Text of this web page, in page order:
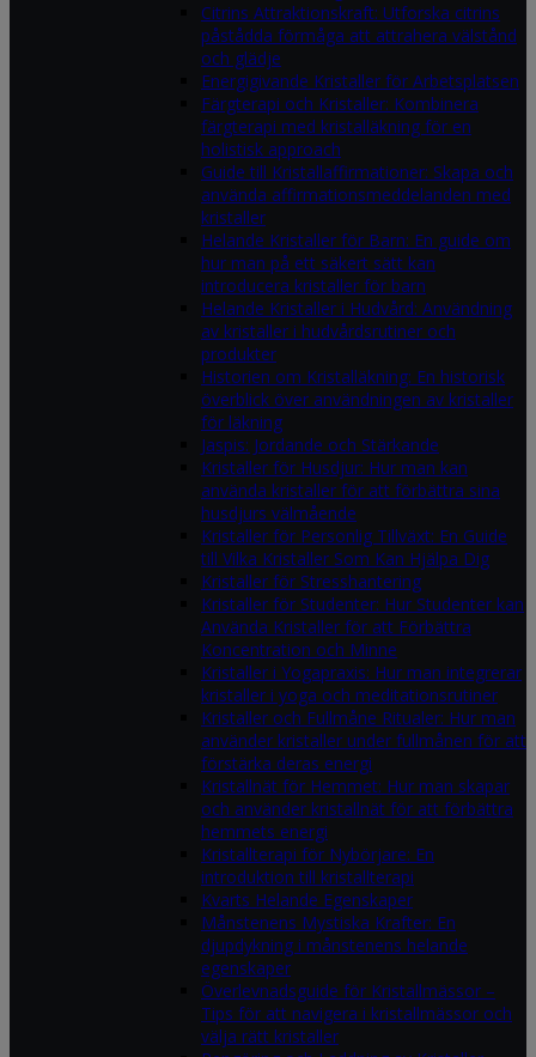
Citrins Attraktionskraft: Utforska citrins
påstådda förmåga att attrahera välstånd
och glädje
Energigivande Kristaller för Arbetsplatsen
Färgterapi och Kristaller: Kombinera
färgterapi med kristalläkning för en
holistisk approach
Guide till Kristallaffirmationer: Skapa och
använda affirmationsmeddelanden med
kristaller
Helande Kristaller för Barn: En guide om
hur man på ett säkert sätt kan
introducera kristaller för barn
Helande Kristaller i Hudvård: Användning
av kristaller i hudvårdsrutiner och
produkter
Historien om Kristalläkning: En historisk
överblick över användningen av kristaller
för läkning
Jaspis: Jordande och Stärkande
Kristaller för Husdjur: Hur man kan
använda kristaller för att förbättra sina
husdjurs välmående
Kristaller för Personlig Tillväxt: En Guide
till Vilka Kristaller Som Kan Hjälpa Dig
Kristaller för Stresshantering
Kristaller för Studenter: Hur Studenter kan
Använda Kristaller för att Förbättra
Koncentration och Minne
Kristaller i Yogapraxis: Hur man integrerar
kristaller i yoga och meditationsrutiner
Kristaller och Fullmåne Ritualer: Hur man
använder kristaller under fullmånen för att
förstärka deras energi
Kristallnät för Hemmet: Hur man skapar
och använder kristallnät för att förbättra
hemmets energi
Kristallterapi för Nybörjare: En
introduktion till kristallterapi
Kvarts Helande Egenskaper
Månstenens Mystiska Krafter: En
djupdykning i månstenens helande
egenskaper
Överlevnadsguide för Kristallmässor –
Tips för att navigera i kristallmässor och
välja rätt kristaller